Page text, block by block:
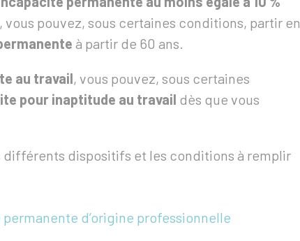
, vous pouvez, sous certaines conditions, partir en
à partir de 60 ans.
au travail, vous pouvez, sous certaines
pour inaptitude au travail dès que vous
différents dispositifs et les conditions à remplir
d’origine professionnelle